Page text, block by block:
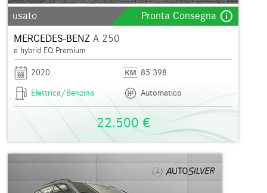
usato Pronta Consegna info_outline
MERCEDES-BENZ A 250
e hybrid EQ Premium
2020
85.398
Elettrica/Benzina
Automatico
22.500 €